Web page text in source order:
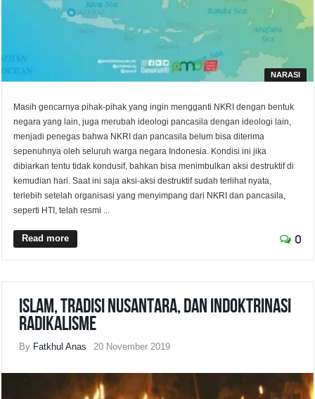
NARASI
Masih gencarnya pihak-pihak yang ingin mengganti NKRI dengan bentuk
negara yang lain, juga merubah ideologi pancasila dengan ideologi lain,
menjadi penegas bahwa NKRI dan pancasila belum bisa diterima
sepenuhnya oleh seluruh warga negara Indonesia. Kondisi ini jika
dibiarkan tentu tidak kondusif, bahkan bisa menimbulkan aksi destruktif di
kemudian hari. Saat ini saja aksi-aksi destruktif sudah terlihat nyata,
terlebih setelah organisasi yang menyimpang dari NKRI dan pancasila,
seperti HTI, telah resmi ...
Read more 0
Islam, Tradisi Nusantara, dan Indoktrinasi
Radikalisme
By Fatkhul Anas 20 November 2019